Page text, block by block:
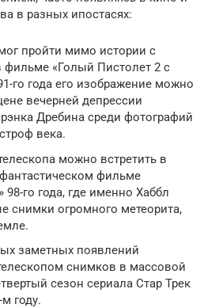
в разных ипостасях:
пройти мимо истории с
фильме «Голый Пистолет 2 с
го года его изображение можно
вечерней депрессии
Дребина среди фотографий
века.
можно встретить в
фильме
98-го года, где именно Хаббл
снимки огромного метеорита,
заметных появлений
снимков в массовой
сезон сериала Стар Трек
году.